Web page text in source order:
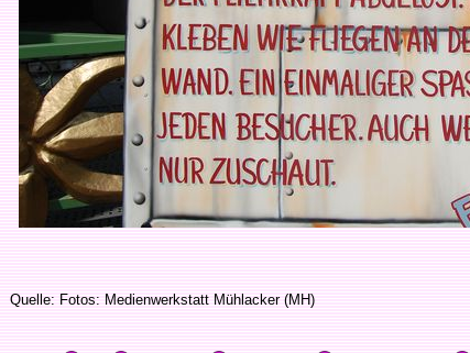
Quelle: Fotos: Medienwerkstatt Mühlacker (MH)